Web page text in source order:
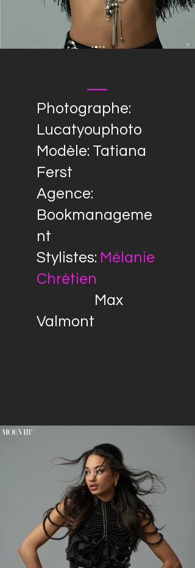
Photographe:
Lucatyouphoto
Modèle: Tatiana
Ferst
Agence:
Bookmanageme
nt
Stylistes: Mélanie
Chrétien
Max
Valmont